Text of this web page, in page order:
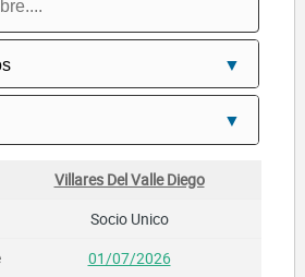
Villares Del Valle Diego
Socio Unico
01/07/2026